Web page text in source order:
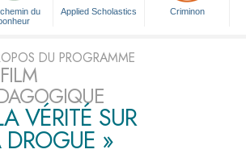
du
Applied Scholastics Criminon
DU PROGRAMME
VÉRITÉ SUR
DROGUE »